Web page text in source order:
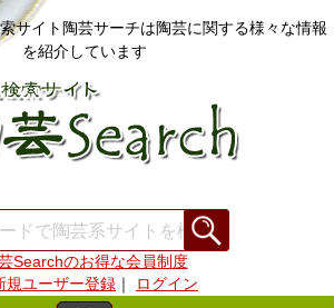
サイト陶芸サーチは陶芸に関する様々な情報
を紹介しています
Searchのお得な会員制度
規ユーザー登録 ログイン